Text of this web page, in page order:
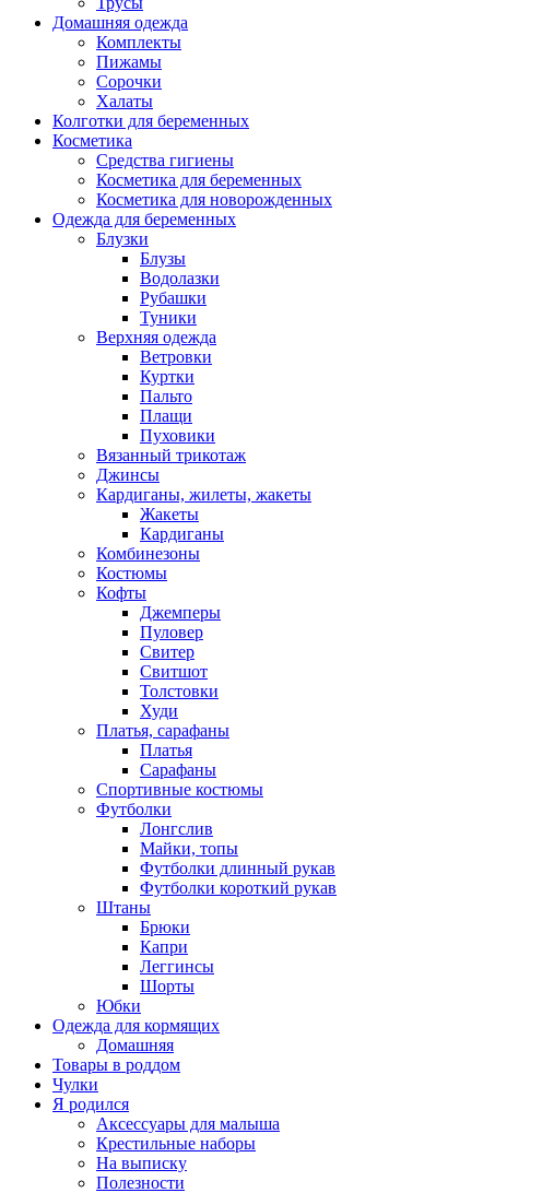
Домашняя одежда
Комплекты
Пижамы
Сорочки
Халаты
Колготки для беременных
Косметика
Cредства гигиены
Косметика для беременных
Косметика для новорожденных
Одежда для беременных
Блузки
Блузы
Водолазки
Рубашки
Туники
Верхняя одежда
Ветровки
Куртки
Пальто
Плащи
Пуховики
Вязанный трикотаж
Джинсы
Кардиганы, жилеты, жакеты
Жакеты
Кардиганы
Комбинезоны
Костюмы
Кофты
Джемперы
Пуловер
Свитер
Свитшот
Толстовки
Худи
Платья, сарафаны
Платья
Сарафаны
Спортивные костюмы
Футболки
Лонгслив
Майки, топы
Футболки длинный рукав
Футболки короткий рукав
Штаны
Брюки
Капри
Леггинсы
Шорты
Юбки
Одежда для кормящих
Домашняя
Товары в роддом
Чулки
Я родился
Аксессуары для малыша
Крестильные наборы
На выписку
Полезности